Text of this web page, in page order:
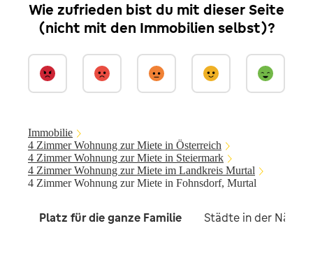
Wie zufrieden bist du mit dieser Seite
(nicht mit den Immobilien selbst)?
Immobilie
4 Zimmer Wohnung zur Miete in Österreich
4 Zimmer Wohnung zur Miete in Steiermark
4 Zimmer Wohnung zur Miete im Landkreis Murtal
4 Zimmer Wohnung zur Miete in Fohnsdorf, Murtal
Platz für die ganze Familie Städte in der Nähe